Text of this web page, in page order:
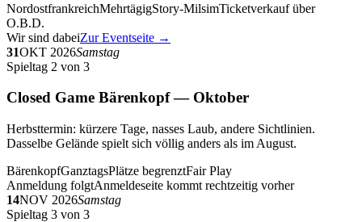
NordostfrankreichMehrtägigStory-MilsimTicketverkauf über
O.B.D.
Wir sind dabeiZur Eventseite →
31OKT 2026Samstag
Spieltag 2 von 3
Closed Game Bärenkopf — Oktober
Herbsttermin: kürzere Tage, nasses Laub, andere Sichtlinien.
Dasselbe Gelände spielt sich völlig anders als im August.
BärenkopfGanztagsPlätze begrenztFair Play
Anmeldung folgtAnmeldeseite kommt rechtzeitig vorher
14NOV 2026Samstag
Spieltag 3 von 3